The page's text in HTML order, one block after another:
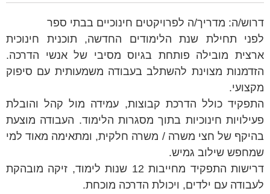
דרוש/ה: מדריך/ה לפרויקטים חינוכיים בבתי ספר
לפני תחילת שנת הלימודים החדשה, תוכנית חינוכית
ארצית מובילה פותחת בגיוס מסיבי של אנשי הדרכה.
הזדמנות מצוינת להשתלב בעבודה משמעותית עם סיפוק
מקצועי.
התפקיד כולל הדרכת קבוצות, עמידה מול קהל והובלת
פעילויות חינוכיות בתוך מסגרות הלימוד. העבודה מוצעת
בהיקף של חצי משרה / משרה חלקית, ומתאימה מאוד למי
שמחפש שילוב גמיש.
דרישות התפקיד מחייבות 12 שנות לימוד, זיקה מובהקת
לעבודה עם ילדים, ויכולת הדרכה מוכחת.